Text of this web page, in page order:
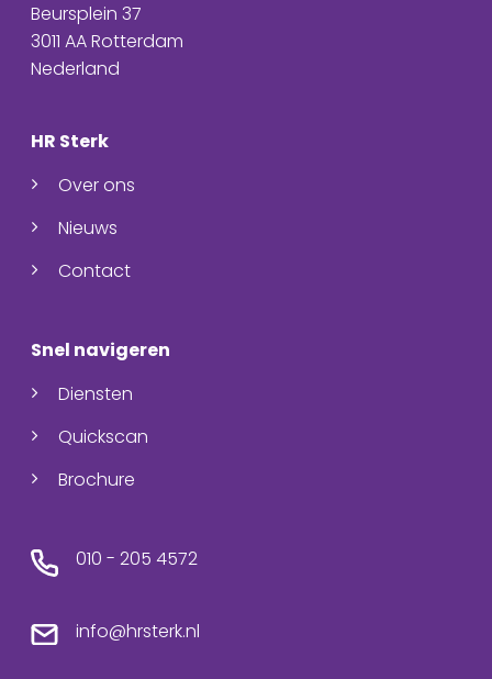
Beursplein 37
3011 AA Rotterdam
Nederland
HR Sterk
Over ons
Nieuws
Contact
Snel navigeren
Diensten
Quickscan
Brochure
010 - 205 4572
info@hrsterk.nl